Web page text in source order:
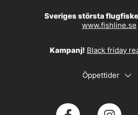
Sveriges största
www.fishline.se
Kampanj! Black friday
Öppettider